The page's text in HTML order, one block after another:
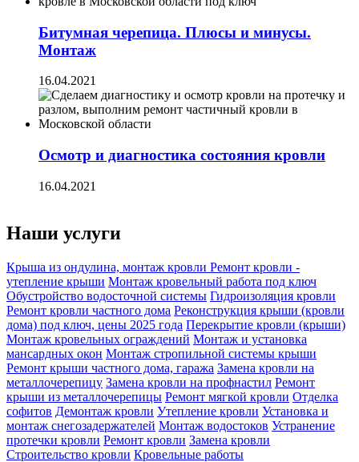
Битумная черепица. Плюсы и минусы.
Монтаж
16.04.2021
Осмотр и диагностика состояния кровли
16.04.2021
Наши услуги
Крыша из ондулина, монтаж кровли Ремонт кровли -
утепление крыши Монтаж кровельный работа под ключ
Обустройство водосточной системы Гидроизоляция кровли
Ремонт кровли частного дома Реконструкция крыши (кровли
дома) под ключ, цены 2025 года Перекрытие кровли (крыши)
Монтаж кровельных ограждений Монтаж и установка
мансардных окон Монтаж стропильной системы крыши
Ремонт крыши частного дома, гаража Замена кровли на
металлочерепицу Замена кровли на профнастил Ремонт
крыши из металлочерепицы Ремонт мягкой кровли Отделка
софитов Демонтаж кровли Утепление кровли Установка и
монтаж снегозадержателей Монтаж водостоков Устранение
протечки кровли Ремонт кровли Замена кровли
Строительство кровли Кровельные работы